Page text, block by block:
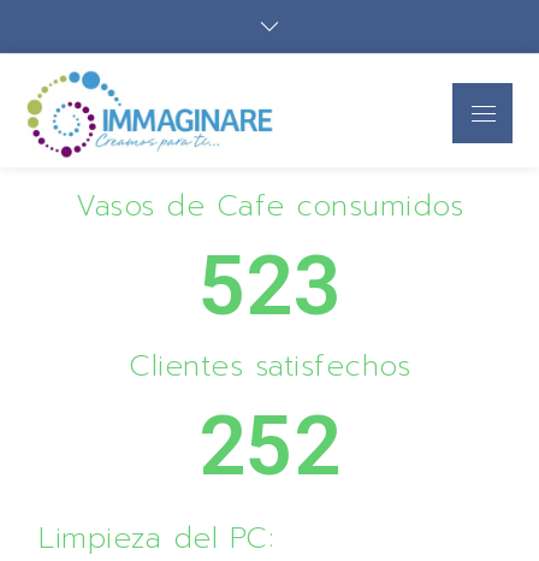
Immaginare
Vasos de Cafe consumidos
523
Clientes satisfechos
252
Limpieza del PC: